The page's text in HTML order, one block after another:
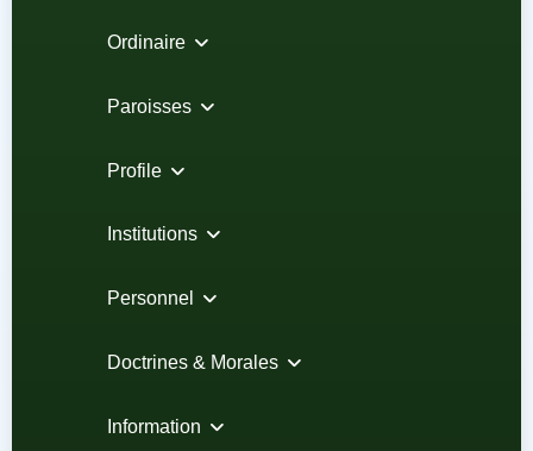
Ordinaire
Paroisses
Profile
Institutions
Personnel
Doctrines & Morales
Information